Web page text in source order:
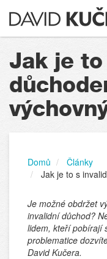
Jak je
Domů
Články
Jak je to s
Je možné obdržet
invalidní důchod?
lidem, kteří pobírají
problematice
David Kučera.